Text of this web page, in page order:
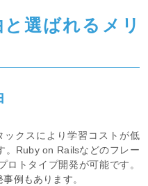
選ばれるメリ
クスにより学習コストが低
。Ruby on Railsなどのフレー
ロトタイプ開発が可能です。
事例 もあります。